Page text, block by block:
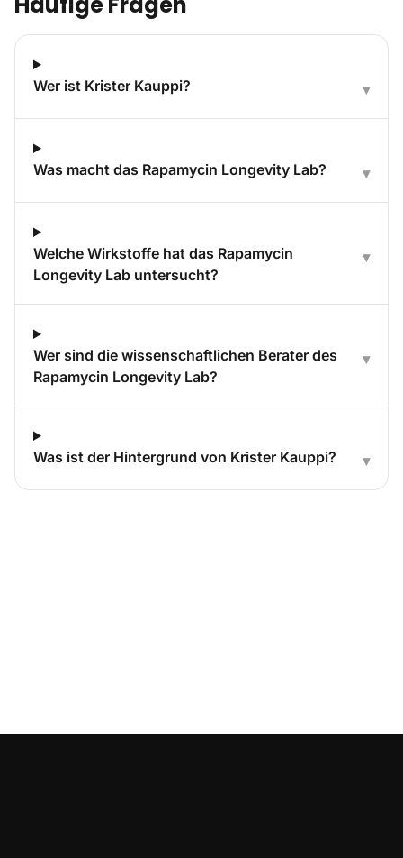
Wer ist Krister Kauppi? ▾
Was macht das Rapamycin Longevity Lab? ▾
Welche Wirkstoffe hat das Rapamycin
Longevity Lab untersucht?
▾
Wer sind die wissenschaftlichen Berater des
Rapamycin Longevity Lab?
▾
Was ist der Hintergrund von Krister Kauppi? ▾